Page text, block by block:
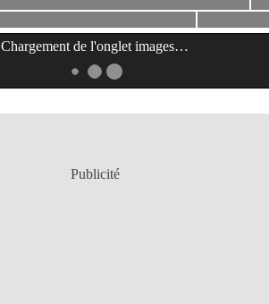
Chargement de l'onglet images…
Publicité